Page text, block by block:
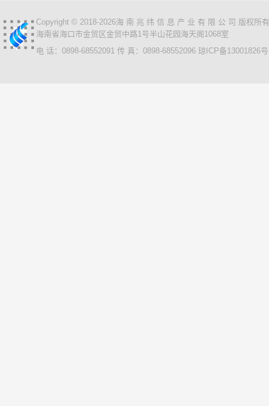
Copyright © 2018-2026海 南 兆 纬 信 息 产 业 有 限 公 司 版权所
海南省海口市金贸区金贸中路1号半山花园海天阁1068室
电 话：0898-68552091 传 真：0898-68552096 琼ICP备13001826